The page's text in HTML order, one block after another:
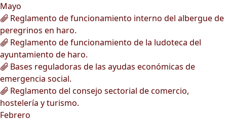
Mayo
Reglamento de funcionamiento interno del albergue de
peregrinos en haro.
Reglamento de funcionamiento de la ludoteca del
ayuntamiento de haro.
Bases reguladoras de las ayudas económicas de
emergencia social.
Reglamento del consejo sectorial de comercio,
hostelería y turismo.
Febrero